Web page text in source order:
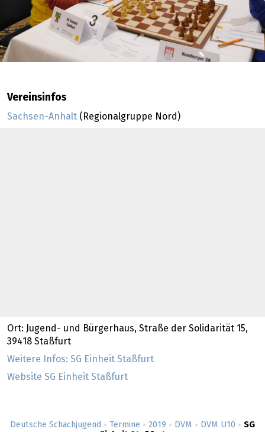
Deutsche Schachjugend > Termine > 2019 > DVM > DVM U10 > SG
Vereinsinfos
Sachsen-Anhalt (Regionalgruppe Nord)
Ort: Jugend- und Bürgerhaus, Straße der Solidarität 15,
39418 Staßfurt
Weitere Infos: SG Einheit Staßfurt
Website SG Einheit Staßfurt